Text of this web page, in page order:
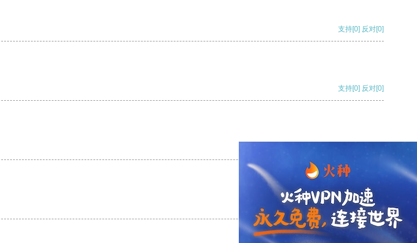
支持[0] 反对[0]
支持[0] 反对[0]
支持 [0] 反对 [0]